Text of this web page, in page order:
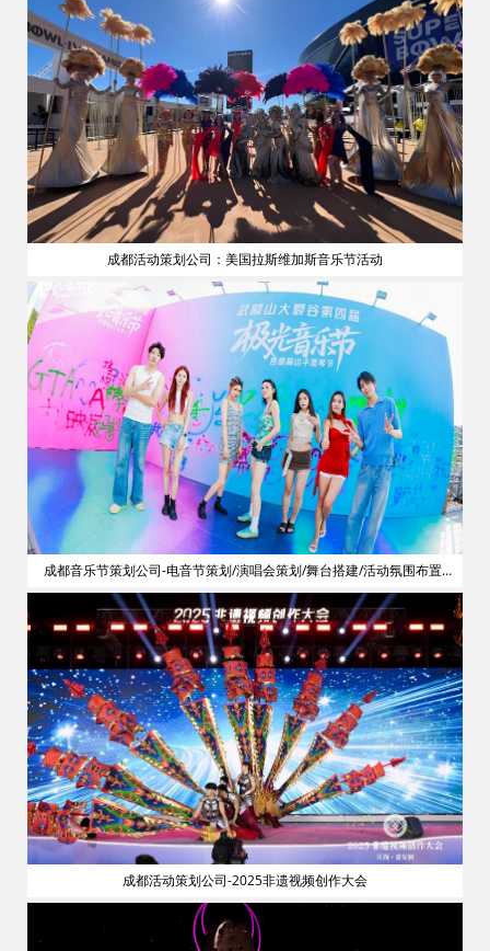
成都活动策划公司：美国拉斯维加斯音乐节活动
成都音乐节策划公司-电音节策划/演唱会策划/舞台搭建/活动氛围布置/
明星艺人网红邀请
成都活动策划公司-2025非遗视频创作大会